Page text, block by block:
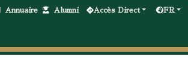
Annuaire Alumni Accès Direct FR